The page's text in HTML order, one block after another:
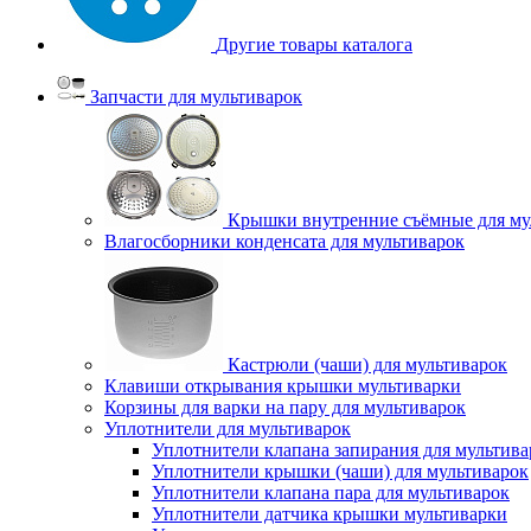
Другие товары каталога
Запчасти для мультиварок
Крышки внутренние съёмные для
Влагосборники конденсата для мультиварок
Кастрюли (чаши) для мультиварок
Клавиши открывания крышки мультиварки
Корзины для варки на пару для мультиварок
Уплотнители для мультиварок
Уплотнители клапана запирания для
Уплотнители крышки (чаши) для мультиварок
Уплотнители клапана пара для мультиварок
Уплотнители датчика крышки мультиварки